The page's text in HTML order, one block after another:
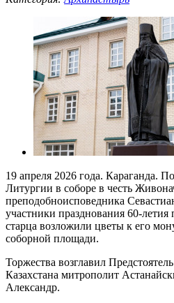
19 апреля 2026 года. Караганда.
Литургии в соборе в честь
преподобноисповедника
участники празднования 60-летия
старца возложили цветы к его
соборной площади.
Торжества возглавил
Казахстана митрополит
Александр.